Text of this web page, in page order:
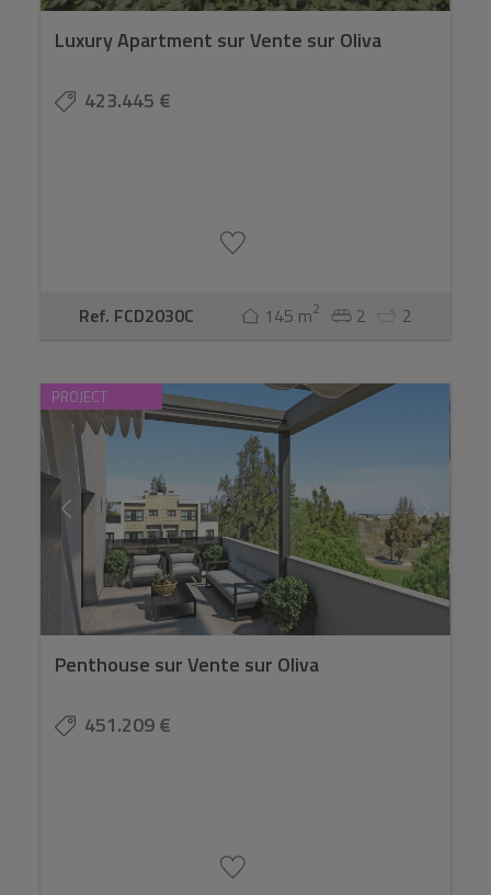
Luxury Apartment sur Vente sur Oliva
423.445 €
Ref. FCD2030C 145 m2 2 2
PROJECT
Penthouse sur Vente sur Oliva
451.209 €